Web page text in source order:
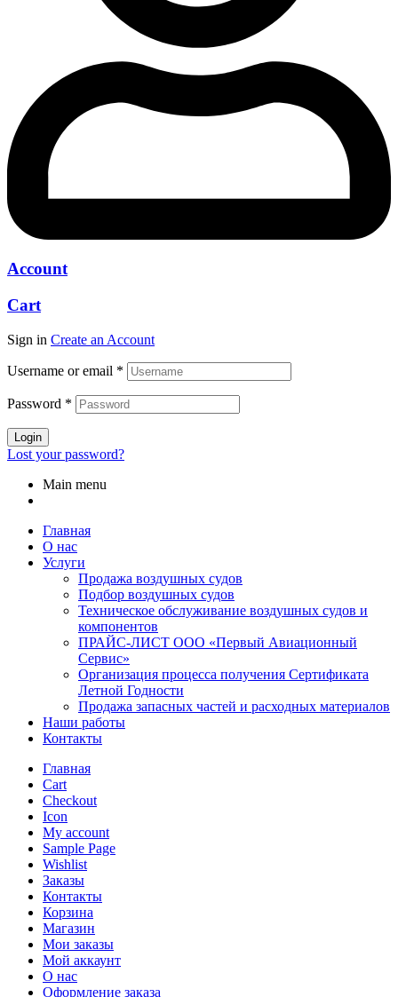
Account
Cart
Sign in Create an Account
Username or email *
Password *
Login
Lost your password?
Main menu
Главная
О нас
Услуги
Продажа воздушных судов
Подбор воздушных судов
Техническое обслуживание воздушных судов и
компонентов
ПРАЙС-ЛИСТ ООО «Первый Авиационный
Сервис»
Организация процесса получения Сертификата
Летной Годности
Продажа запасных частей и расходных материалов
Наши работы
Контакты
Главная
Cart
Checkout
Icon
My account
Sample Page
Wishlist
Заказы
Контакты
Корзина
Магазин
Мои заказы
Мой аккаунт
О нас
Оформление заказа